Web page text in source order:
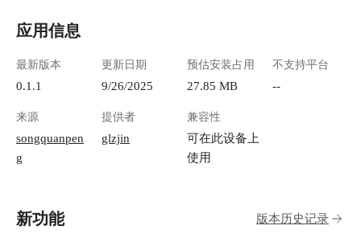
https://appstore.lazycat.cloud/#/shop/detail/in.zhaoj.o
[image.png](https://lzc-playground-
1301583638.cos.ap-
413d-4627-8f65-968983800ffe.png "image.png") 点
击右上角登录，默认账号：`root`，密码：
### 第二步：添加渠道（也就是你的各种API）
Bash**，macOS 使
Windows 安装步骤 ### 1. 安装必要工具 - 下载
code --
应用信息
最新版本
0.1.1
更新日期
9/26/2025
预估安装占用
27.85 MB
不支持平台
--
来源
songquanpen
g
提供者
glzjin
兼容性
可在此设备上
使用
新功能 版本历史记录